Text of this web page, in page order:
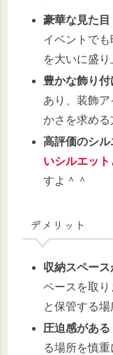
豪華な見た目
イベントで
を大いに盛
豊かな飾り
あり、装飾
かさを求める
高評価のシル
いシルエット
すよ＾＾
デメリット
収納スペース
ペースを取
と保管する場
圧迫感がある
る場所を慎